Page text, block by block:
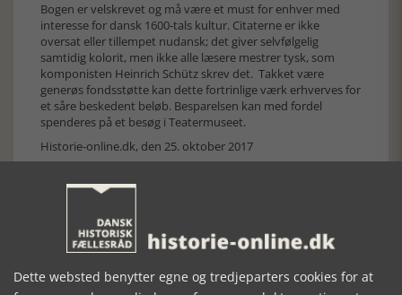
Bogen er velskrevet og må være et must for enhver med
interesse for dansk 1600-tals kultur. Citaterne er ikke
oversat eller tillempet nudansk; det giver selvfølgelig
samtidig kolorit, men ikke alle læsere mestrer tysk, som
komponisten Heinrich Schütz skrev det. Takket være
generøs fondsstøtte kan dette fortrinlige værk erhverves for
et såre beskedent beløb. Besparelsen kan med fordel
spenderes på et besøg i Teatermuseet.
Historie-online.dk, den 25. oktober 2017
Forrige artikel
Dette websted benytter egne og tredjeparters cookies for at